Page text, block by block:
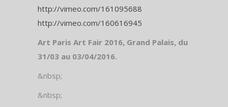
http://vimeo.com/161095688
http://vimeo.com/160616945
Art Paris Art Fair 2016, Grand Palais, du
31/03 au 03/04/2016.
&nbsp;
&nbsp;